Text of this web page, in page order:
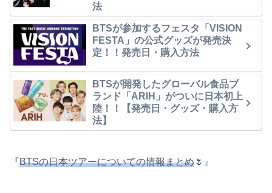
法
BTSが参加するフェスタ「VISION
FESTA」の公式グッズが発売決
定！！発売日・購入方法
BTSが開発したグローバル食品ブ
ランド「ARIH」がついに日本初上
陸！！【発売日・グッズ・購入方
法】
『BTSの日本ツアーについての情報まとめ🌷』